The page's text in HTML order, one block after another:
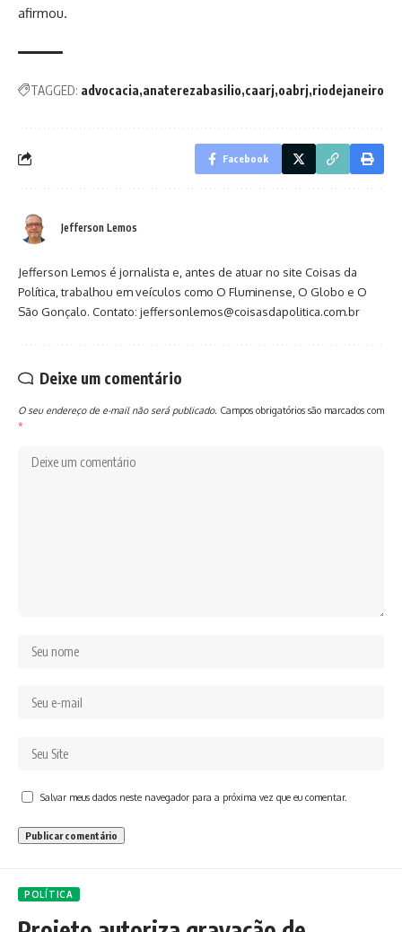
afirmou.
TAGGED: advocacia anaterezabasilio caarj oabrj riodejaneiro
Facebook
Jefferson Lemos
Jefferson Lemos é jornalista e, antes de atuar no site Coisas da
Política, trabalhou em veículos como O Fluminense, O Globo e O
São Gonçalo. Contato: jeffersonlemos@coisasdapolitica.com.br
Deixe um comentário
O seu endereço de e-mail não será publicado. Campos obrigatórios são marcados com
*
Salvar meus dados neste navegador para a próxima vez que eu comentar.
POLÍTICA